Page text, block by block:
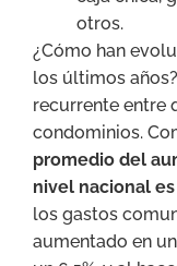
otros.
¿Cómo han
los últimos
recurrente entre
condominios.
promedio del
nivel nacional es
los gastos
aumentado en